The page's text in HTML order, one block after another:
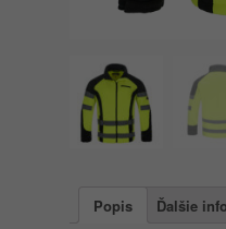
Popis Ďalšie